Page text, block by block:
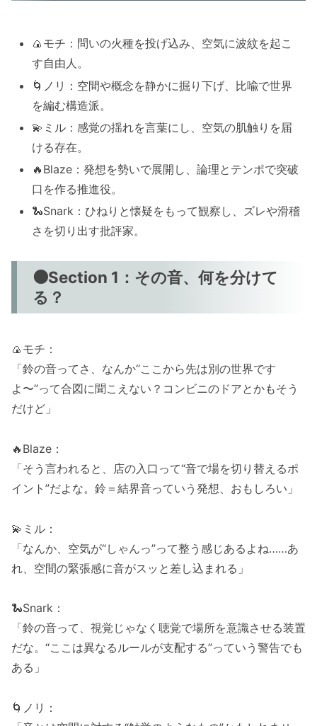
🍙モチ：問いの火種を投げ込み、空気に波紋を起こ
す自由人。
🌀ノリ：空間や概念を静かに掘り下げ、比喩で世界
を編む構造派。
💫ミル：感覚の揺れを言葉にし、空気の肌触りを届
ける存在。
🔥Blaze：発想を勢いで展開し、論理とテンポで突破
口を作る推進役。
🐍Snark：ひねりと懐疑をもって観察し、ズレや滑稽
さを切り出す批評家。
🟠Section 1：その音、何を分けて
る？
🍙モチ：
「鈴の音ってさ、なんか“ここから先は別の世界です
よ〜”って合図に聞こえない？コンビニのドアとかもそう
だけど」
🔥Blaze：
「そう言われると、店の入口って“音で場を切り替えるポ
イント”だよな。鈴＝結界音っていう発想、おもしろい」
💫ミル：
「なんか、空気が“しゃんっ”って整う感じあるよね……あ
れ、空間の緊張感に音がスッと差し込まれる」
🐍Snark：
「鈴の音って、視覚じゃなく聴覚で場所を意識させる装置
だな。“ここは異なるルールが支配する”っていう警告でも
ある」
🌀ノリ：